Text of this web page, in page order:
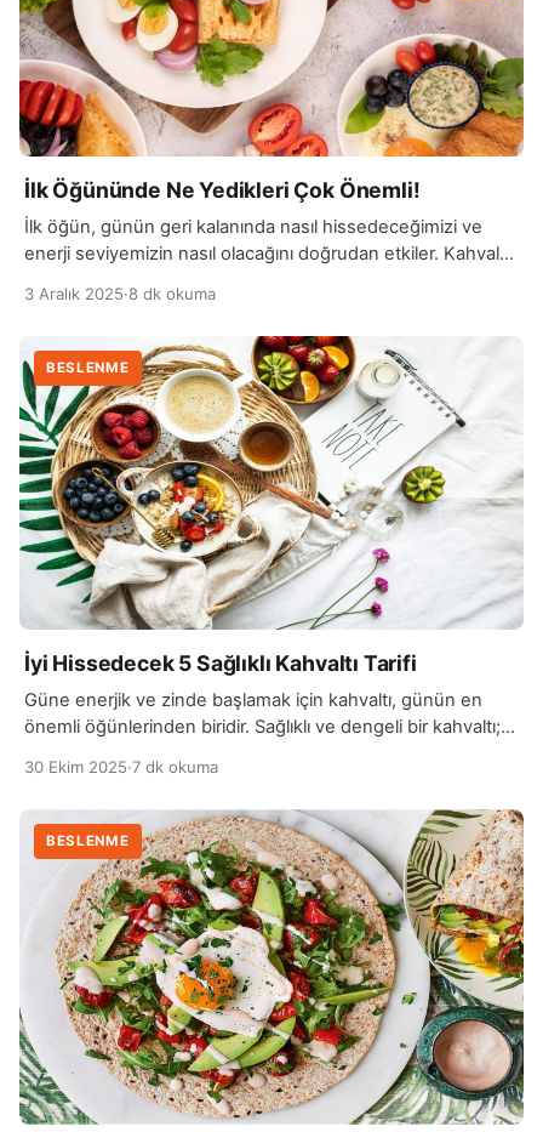
İlk Öğününde Ne Yedikleri Çok Önemli!
İlk öğün, günün geri kalanında nasıl hissedeceğimizi ve
enerji seviyemizin nasıl olacağını doğrudan etkiler. Kahvaltı,
günün ilk enerjisini sağlar. Dengeli bir kahvaltı, kan
şekerinin dengelenmesine yardımcı olur ve açlık hissini
kontrol altında tutar. Ayrıca, zengin bir protein, sağlıklı yağlar
ve kompleks karbonhidratlar içeren bir kahvaltı, gün
boyunca daha uzun […]
3 Aralık 2025·8 dk okuma
BESLENME
İyi Hissedecek 5 Sağlıklı Kahvaltı Tarifi
Güne enerjik ve zinde başlamak için kahvaltı, günün en
önemli öğünlerinden biridir. Sağlıklı ve dengeli bir kahvaltı;
hissetmek ve formda kalmak isteyenler için hazırlanan 5
sağlıklı kahvaltı tarifi, hem lezzetli hem de besleyici
içerikleriyle güne mükemmel bir başlangıç yapmanıza […]
30 Ekim 2025·7 dk okuma
BESLENME